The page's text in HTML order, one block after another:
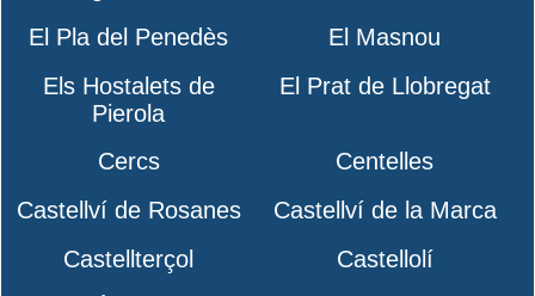
El Pla del Penedès
El Masnou
Els Hostalets de
Pierola
El Prat de Llobregat
Cercs
Centelles
Castellví de Rosanes
Castellví de la Marca
Castellterçol
Castellolí